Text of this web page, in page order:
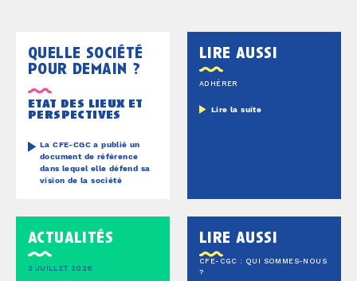
quelle société
pour demain ?
etat des lieux et
perspectives
La CFE-CGC a publié un
document de référence
dans lequel elle défend sa
vision de la société
lire aussi
ADHÉRER
Lire la suite
actualités
3 JUILLET 2026
lire aussi
CFE-CGC : QUI SOMMES-NOUS
?